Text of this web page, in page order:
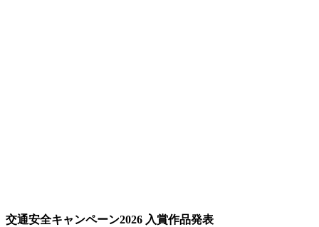
交通安全キャンペーン2026 入賞作品発表